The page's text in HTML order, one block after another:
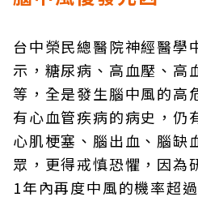
台中榮民總醫院神經醫學
示，糖尿病、高血壓、高
等，全是發生腦中風的高
有心血管疾病的病史，仍
心肌梗塞、腦出血、腦缺
眾，更得戒慎恐懼，因為
1年內再度中風的機率超